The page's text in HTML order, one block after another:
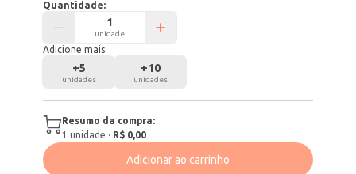
Quantidade:
unidade
Adicione mais:
+5
unidades
+10
unidades
Resumo da compra:
1 unidade · R$ 0,00
Adicionar ao carrinho